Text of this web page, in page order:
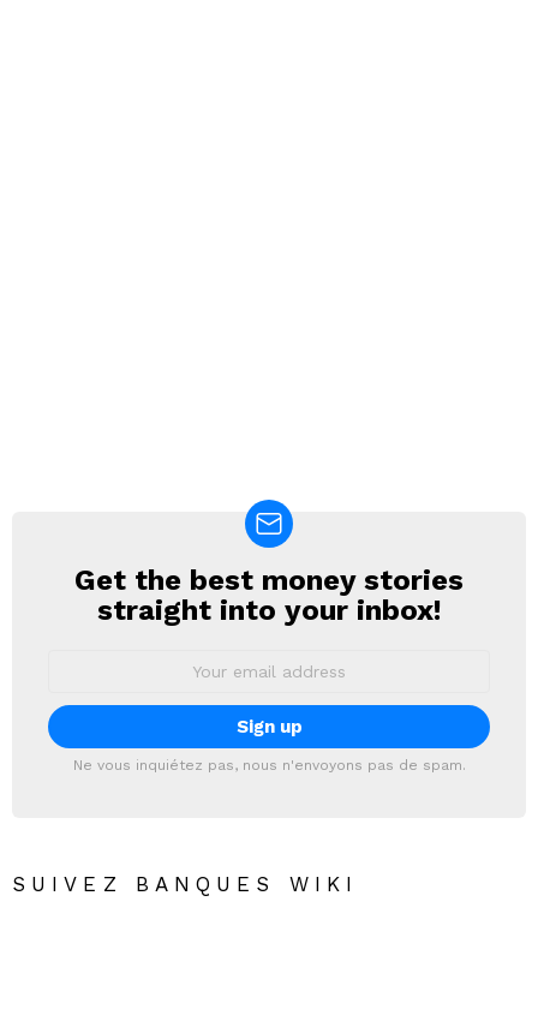
NEWSLETTER
Get the best money stories
straight into your inbox!
Ne vous inquiétez pas, nous n'envoyons pas de spam.
SUIVEZ BANQUES WIKI